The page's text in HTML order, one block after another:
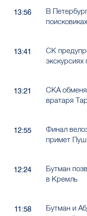
13:56
В
13:41
СК
13:21
СКА
вратаря
12:55
Финал
примет
12:24
Бутман
в Кремль
11:58
Бутман и